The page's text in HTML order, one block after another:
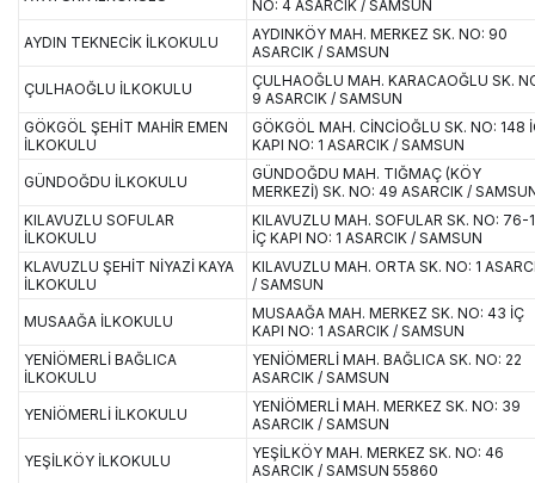
NO: 4 ASARCIK / SAMSUN
AYDIN TEKNECİK İLKOKULU
AYDINKÖY MAH. MERKEZ SK. NO: 90
ASARCIK / SAMSUN
ÇULHAOĞLU İLKOKULU
ÇULHAOĞLU MAH. KARACAOĞLU SK.
9 ASARCIK / SAMSUN
GÖKGÖL ŞEHİT MAHİR EMEN
İLKOKULU
GÖKGÖL MAH. CİNCİOĞLU SK. NO: 148
KAPI NO: 1 ASARCIK / SAMSUN
GÜNDOĞDU İLKOKULU
GÜNDOĞDU MAH. TIĞMAÇ (KÖY
MERKEZİ) SK. NO: 49 ASARCIK /
KILAVUZLU SOFULAR
İLKOKULU
KILAVUZLU MAH. SOFULAR SK. NO: 76-1
İÇ KAPI NO: 1 ASARCIK / SAMSUN
KLAVUZLU ŞEHİT NİYAZİ KAYA
İLKOKULU
KILAVUZLU MAH. ORTA SK. NO: 1
/ SAMSUN
MUSAAĞA İLKOKULU
MUSAAĞA MAH. MERKEZ SK. NO: 43 İÇ
KAPI NO: 1 ASARCIK / SAMSUN
YENİÖMERLİ BAĞLICA
İLKOKULU
YENİÖMERLİ MAH. BAĞLICA SK. NO: 22
ASARCIK / SAMSUN
YENİÖMERLİ İLKOKULU
YENİÖMERLİ MAH. MERKEZ SK. NO: 39
ASARCIK / SAMSUN
YEŞİLKÖY İLKOKULU
YEŞİLKÖY MAH. MERKEZ SK. NO: 46
ASARCIK / SAMSUN 55860